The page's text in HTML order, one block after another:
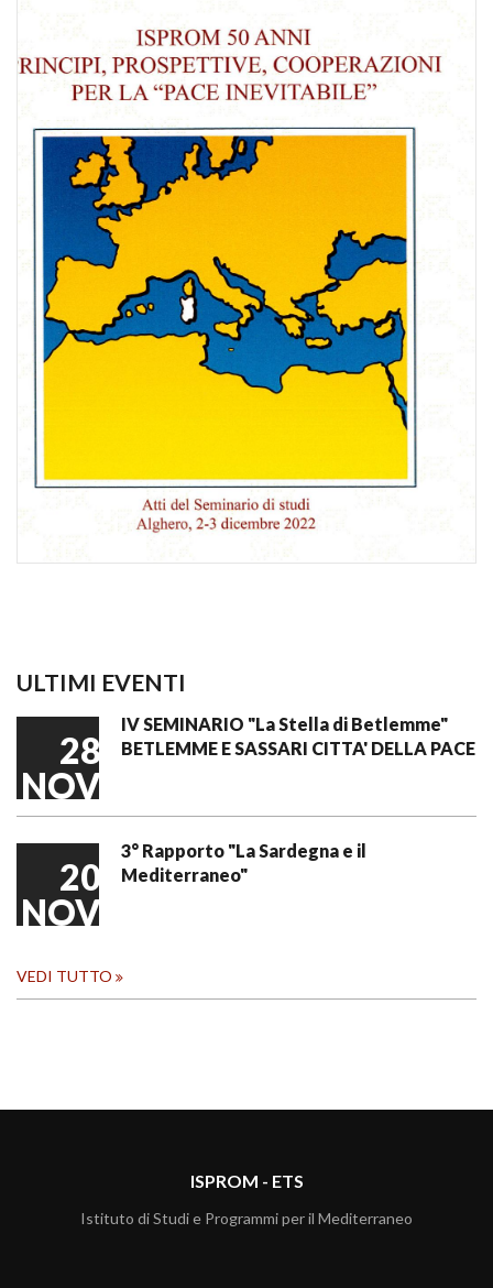
ULTIMI EVENTI
28
NOV
IV SEMINARIO "La Stella di Betlemme"
BETLEMME E SASSARI CITTA' DELLA PACE
20
NOV
3° Rapporto "La Sardegna e il
Mediterraneo"
VEDI TUTTO
ISPROM - ETS
Istituto di Studi e Programmi per il Mediterraneo